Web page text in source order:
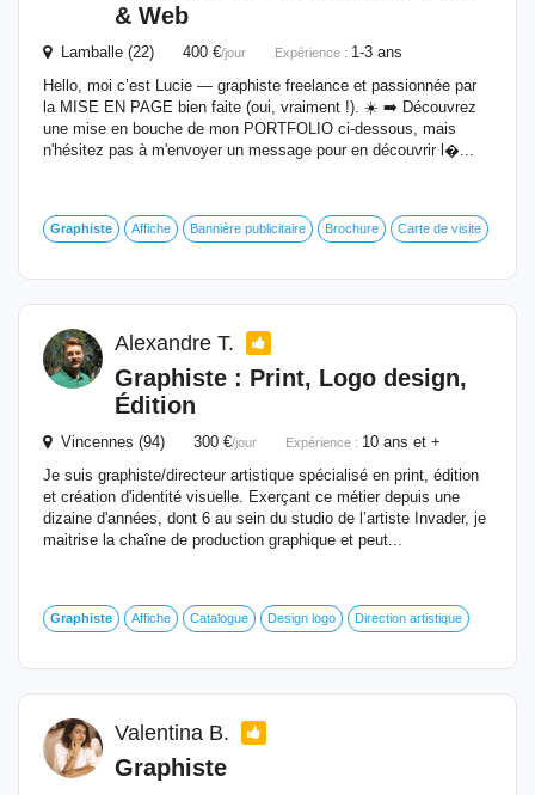
& Web
Lamballe (22) 400 €/jour Expérience : 1-3 ans
Hello, moi c’est Lucie — graphiste freelance et passionnée par
la MISE EN PAGE bien faite (oui, vraiment !). ☀️ ➡️ Découvrez
une mise en bouche de mon PORTFOLIO ci-dessous, mais
n'hésitez pas à m'envoyer un message pour en découvrir l�...
Graphiste Affiche Bannière publicitaire Brochure Carte de visite
Alexandre T.
Graphiste : Print, Logo design,
Édition
Vincennes (94) 300 €/jour Expérience : 10 ans et +
Je suis graphiste/directeur artistique spécialisé en print, édition
et création d'identité visuelle. Exerçant ce métier depuis une
dizaine d'années, dont 6 au sein du studio de l’artiste Invader, je
maitrise la chaîne de production graphique et peut...
Graphiste Affiche Catalogue Design logo Direction artistique
Valentina B.
Graphiste